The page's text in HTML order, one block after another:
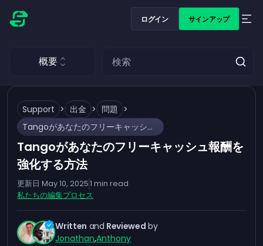
ログイン サインアップ
概要
Support > 出金 > 問題 >
Tangoがあなたのフリーキャッシュ報酬を強化する方法
Tangoがあなたのフリーキャッシュ報酬を
強化する方法
更新日 May 10, 20251 min read
私たちの編集プロセス
Written and Reviewed by
Jonathan,Anthony